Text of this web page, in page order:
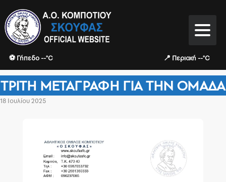
⚽ Γήπεδο --°C 📍 Περιοχή --°C
ΤΡΊΤΗ ΜΕΤΑΓΡΑΦΉ ΓΙΑ ΤΗΝ ΟΜΆΔΑ
18 Ιουλίου 2025